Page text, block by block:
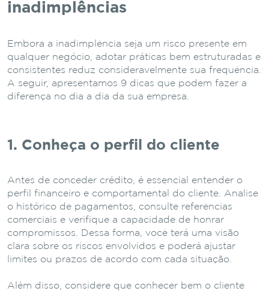
inadimplências
Embora a inadimplência seja um risco presente em
qualquer negócio, adotar práticas bem estruturadas e
consistentes reduz consideravelmente sua frequência.
A seguir, apresentamos 9 dicas que podem fazer a
diferença no dia a dia da sua empresa.
1. Conheça o perfil do cliente
Antes de conceder crédito, é essencial entender o
perfil financeiro e comportamental do cliente. Analise
o histórico de pagamentos, consulte referências
comerciais e verifique a capacidade de honrar
compromissos. Dessa forma, você terá uma visão
clara sobre os riscos envolvidos e poderá ajustar
limites ou prazos de acordo com cada situação.
Além disso, considere que conhecer bem o cliente